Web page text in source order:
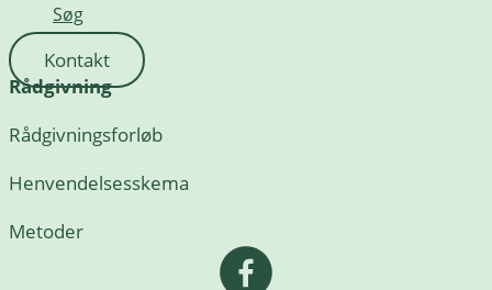
Søg
Kontakt
Rådgivning
Rådgivningsforløb
Henvendelsesskema
Metoder